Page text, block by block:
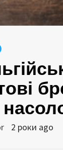
2 роки ago